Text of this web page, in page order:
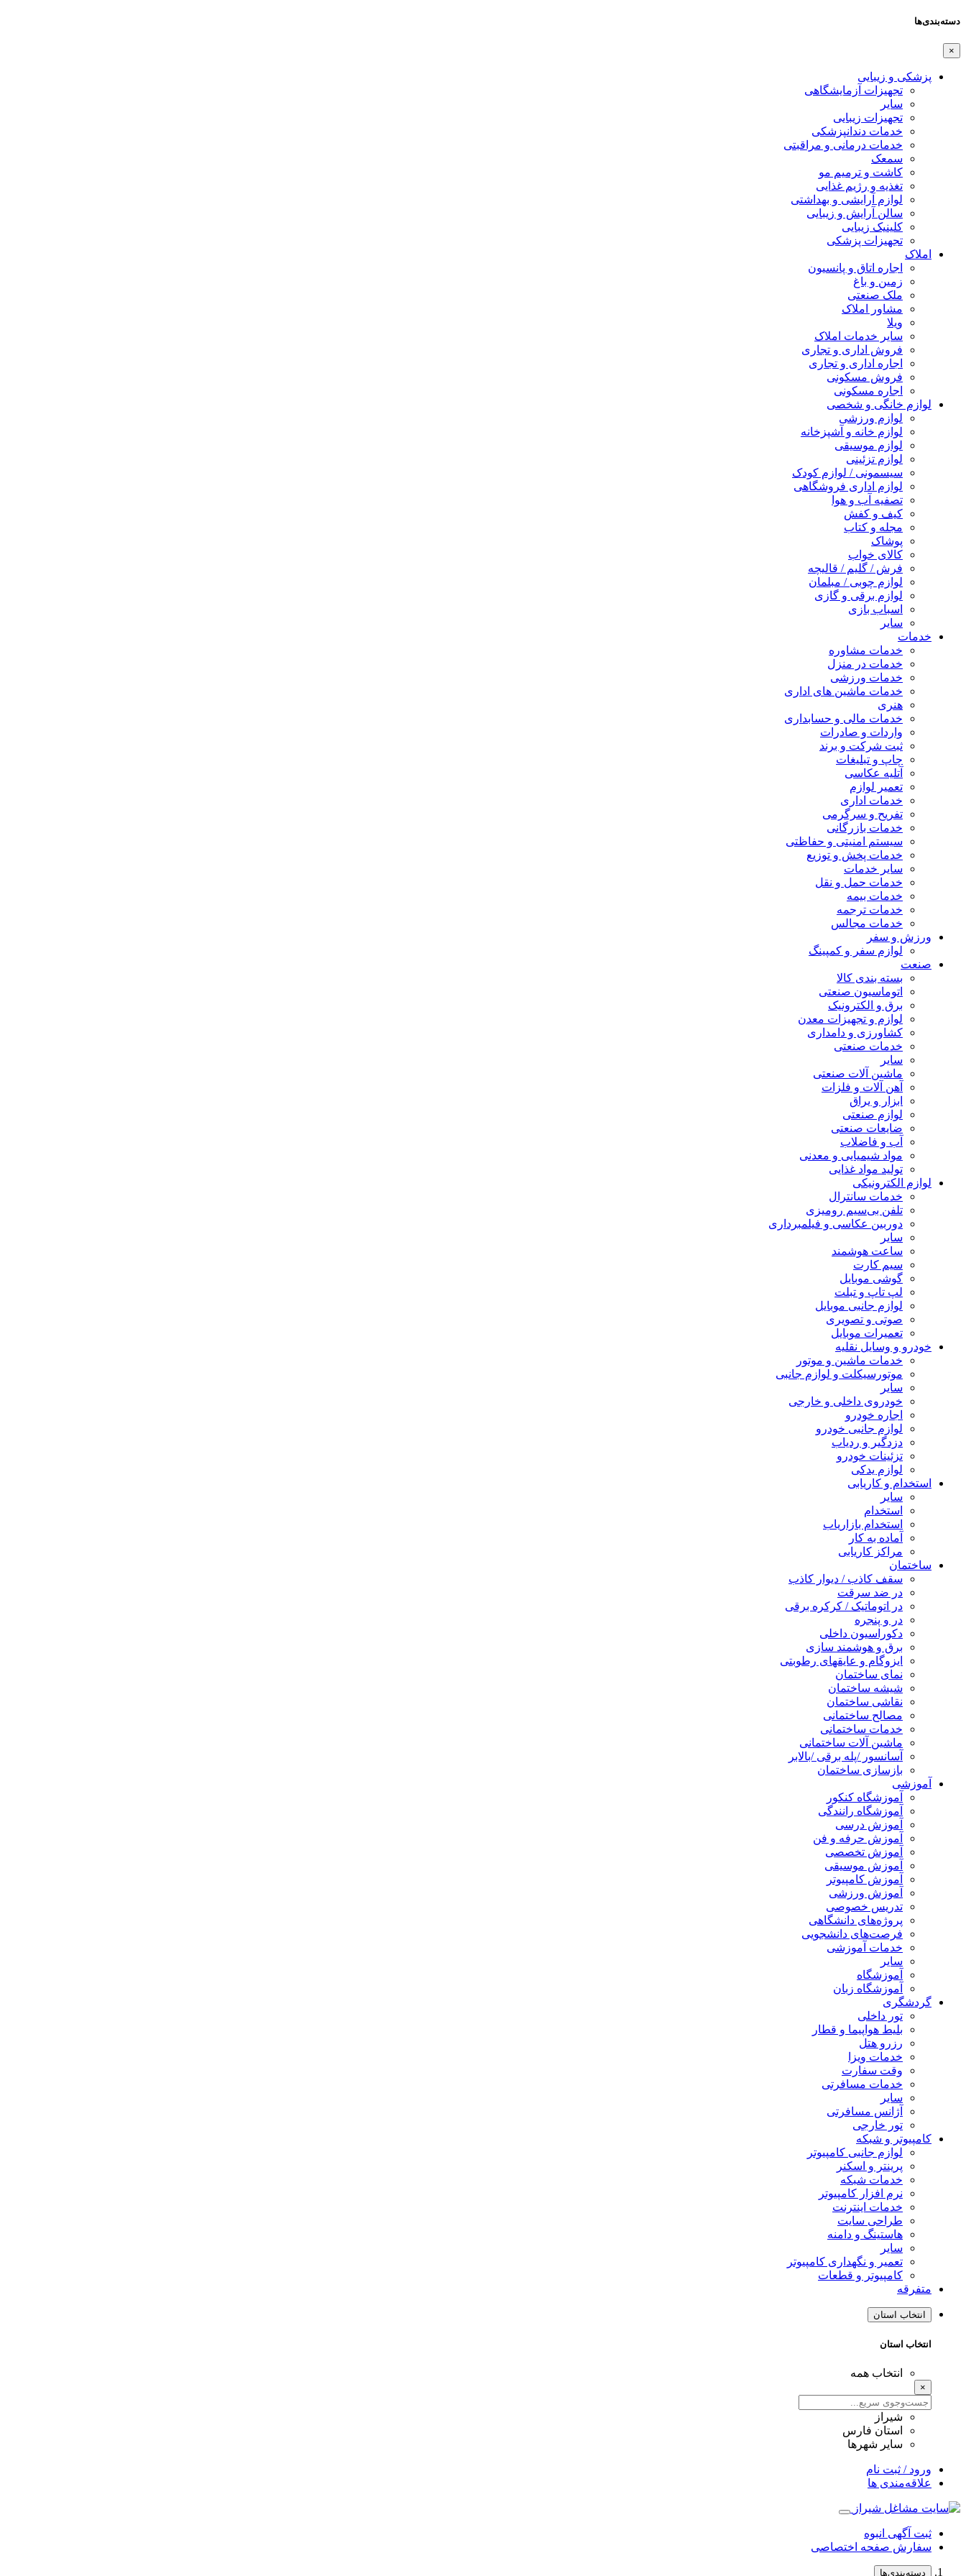
دسته‌بندی‌ها
×
پزشکی و زیبایی
تجهیزات آزمایشگاهی
سایر
تجهیزات زیبایی
خدمات دندانپزشکی
خدمات درمانی و مراقبتی
سمعک
کاشت و ترمیم مو
تغذیه و رژیم غذایی
لوازم آرایشی و بهداشتی
سالن آرایش و زیبایی
کلینیک زیبایی
تجهیزات پزشکی
املاک
اجاره اتاق و پانسیون
زمین و باغ
ملک صنعتی
مشاور املاک
ویلا
سایر خدمات املاک
فروش اداری و تجاری
اجاره اداری و تجاری
فروش مسکونی
اجاره مسکونی
لوازم خانگی و شخصی
لوازم ورزشی
لوازم خانه و آشپزخانه
لوازم موسیقی
لوازم تزئینی
سیسمونی / لوازم کودک
لوازم اداری فروشگاهی
تصفیه آب و هوا
کیف و کفش
مجله و کتاب
پوشاک
کالای خواب
فرش / گلیم / قالیچه
لوازم چوبی / مبلمان
لوازم برقی و گازی
اسباب بازی
سایر
خدمات
خدمات مشاوره
خدمات در منزل
خدمات ورزشی
خدمات ماشین های اداری
هنری
خدمات مالی و حسابداری
واردات و صادرات
ثبت شرکت و برند
چاپ و تبلیغات
آتلیه عکاسی
تعمیر لوازم
خدمات اداری
تفریح و سرگرمی
خدمات بازرگانی
سیستم امنیتی و حفاظتی
خدمات پخش و توزیع
سایر خدمات
خدمات حمل و نقل
خدمات بیمه
خدمات ترجمه
خدمات مجالس
ورزش و سفر
لوازم سفر و کمپینگ
صنعت
بسته بندی کالا
اتوماسیون صنعتی
برق و الکترونیک
لوازم و تجهیزات معدن
کشاورزی و دامداری
خدمات صنعتی
سایر
ماشین آلات صنعتی
آهن آلات و فلزات
ابزار و یراق
لوازم صنعتی
ضایعات صنعتی
آب و فاضلاب
مواد شیمیایی و معدنی
تولید مواد غذایی
لوازم الکترونیکی
خدمات سانترال
تلفن بی‌سیم رومیزی
دوربین عکاسی و فیلمبرداری
سایر
ساعت هوشمند
سیم کارت
گوشی موبایل
لپ تاپ و تبلت
لوازم جانبی موبایل
صوتی و تصویری
تعمیرات موبایل
خودرو و وسایل نقلیه
خدمات ماشین و موتور
موتورسیکلت و لوازم جانبی
سایر
خودروی داخلی و خارجی
اجاره خودرو
لوازم جانبی خودرو
دزدگیر و ردیاب
تزئینات خودرو
لوازم یدکی
استخدام و کاریابی
سایر
استخدام
استخدام بازاریاب
آماده به کار
مراکز کاریابی
ساختمان
سقف کاذب / دیوار کاذب
در ضد سرقت
در اتوماتیک / کرکره برقی
در و پنجره
دکوراسیون داخلی
برق و هوشمند سازی
ایزوگام و عایقهای رطوبتی
نمای ساختمان
شیشه ساختمان
نقاشی ساختمان
مصالح ساختمانی
خدمات ساختمانی
ماشین آلات ساختمانی
آسانسور /پله برقی /بالابر
بازسازی ساختمان
آموزشی
آموزشگاه کنکور
آموزشگاه رانندگی
آموزش درسی
آموزش حرفه و فن
آموزش تخصصی
آموزش موسیقی
آموزش کامپیوتر
آموزش ورزشی
تدریس خصوصی
پروژه‌های دانشگاهی
فرصت‌های دانشجویی
خدمات آموزشی
سایر
آموزشگاه
آموزشگاه زبان
گردشگری
تور داخلی
بلیط هواپیما و قطار
رزرو هتل
خدمات ویزا
وقت سفارت
خدمات مسافرتی
سایر
آژانس مسافرتی
تور خارجی
کامپیوتر و شبکه
لوازم جانبی کامپیوتر
پرینتر و اسکنر
خدمات شبکه
نرم افزار کامپیوتر
خدمات اینترنت
طراحی سایت
هاستینگ و دامنه
سایر
تعمیر و نگهداری کامپیوتر
کامپیوتر و قطعات
متفرقه
انتخاب استان
انتخاب استان
انتخاب همه
×
شیراز
استان فارس
سایر شهرها
ورود / ثبت نام
علاقه‌مندی ها
ثبت آگهی انبوه
سفارش صفحه اختصاصی
دسته‌بندی‌ها